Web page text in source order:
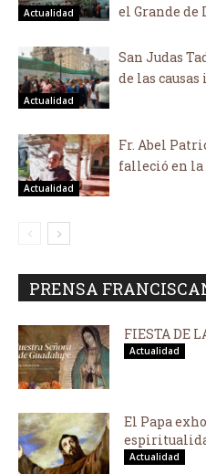
Actualidad
el Grande de
Actualidad
San Judas
de las
Actualidad
Fr. Abel
falleció en la
PRENSA
FIESTA DE
Actualidad
El Papa
Actualidad